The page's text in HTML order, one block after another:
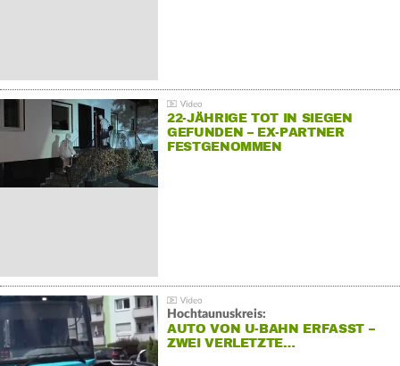
22-JÄHRIGE TOT IN SIEGEN
GEFUNDEN – EX-PARTNER
FESTGENOMMEN
Hochtaunuskreis:
AUTO VON U-BAHN ERFASST –
ZWEI VERLETZTE…